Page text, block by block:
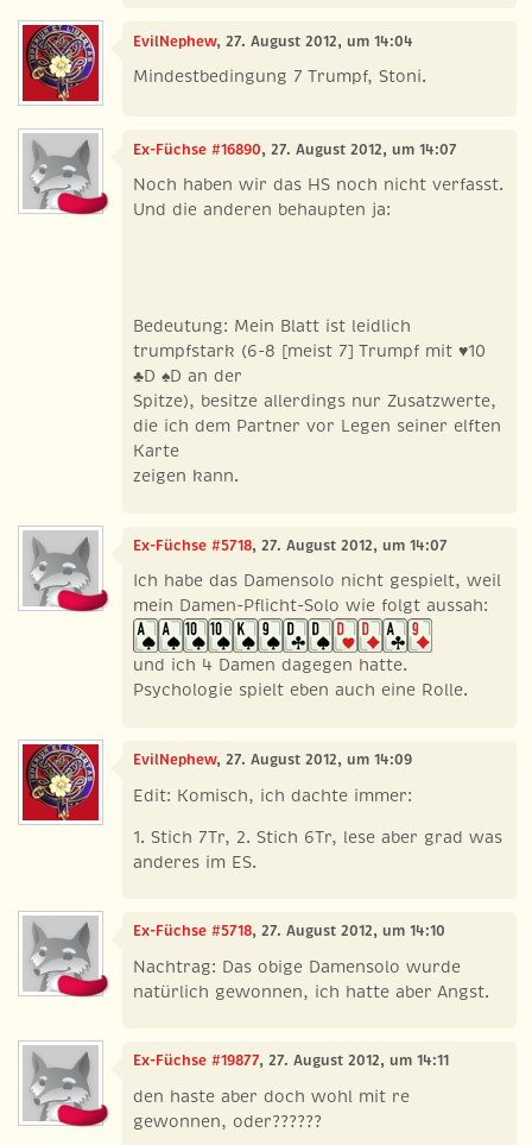
EvilNephew, 27. August 2012, um 14:04
Mindestbedingung 7 Trumpf, Stoni.
Ex-Füchse #16890, 27. August 2012, um 14:07
Noch haben wir das HS noch nicht verfasst.
Und die anderen behaupten ja:
Bedeutung: Mein Blatt ist leidlich
trumpfstark (6-8 [meist 7] Trumpf mit ♥10
♣D ♠D an der
Spitze), besitze allerdings nur Zusatzwerte,
die ich dem Partner vor Legen seiner elften
Karte
zeigen kann.
Ex-Füchse #5718, 27. August 2012, um 14:07
Ich habe das Damensolo nicht gespielt, weil
mein Damen-Pflicht-Solo wie folgt aussah:
und ich 4 Damen dagegen hatte.
Psychologie spielt eben auch eine Rolle.
EvilNephew, 27. August 2012, um 14:09
Edit: Komisch, ich dachte immer:
1. Stich 7Tr, 2. Stich 6Tr, lese aber grad was
anderes im ES.
Ex-Füchse #5718, 27. August 2012, um 14:10
Nachtrag: Das obige Damensolo wurde
natürlich gewonnen, ich hatte aber Angst.
Ex-Füchse #19877, 27. August 2012, um 14:11
den haste aber doch wohl mit re
gewonnen, oder??????